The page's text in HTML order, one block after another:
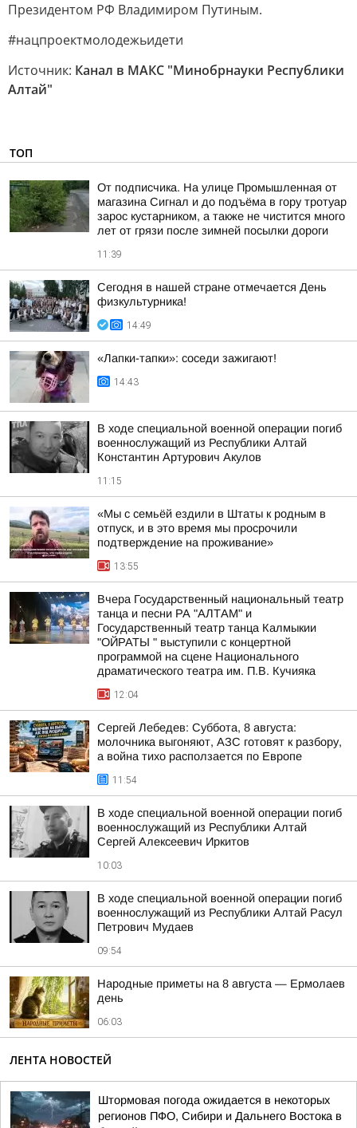
Президентом РФ Владимиром Путиным.
#нацпроектмолодежьидети
Источник: Канал в МАКС "Минобрнауки Республики
Алтай"
ТОП
От подписчика. На улице Промышленная от
магазина Сигнал и до подъёма в гору тротуар
зарос кустарником, а также не чистится много
лет от грязи после зимней посылки дороги
11:39
Сегодня в нашей стране отмечается День
физкультурника!
14:49
«Лапки-тапки»: соседи зажигают!
14:43
В ходе специальной военной операции погиб
военнослужащий из Республики Алтай
Константин Артурович Акулов
11:15
«Мы с семьёй ездили в Штаты к родным в
отпуск, и в это время мы просрочили
подтверждение на проживание»
13:55
Вчера Государственный национальный театр
танца и песни РА "АЛТАМ" и
Государственный театр танца Калмыкии
"ОЙРАТЫ " выступили с концертной
программой на сцене Национального
драматического театра им. П.В. Кучияка
12:04
Сергей Лебедев: Суббота, 8 августа:
молочника выгоняют, АЗС готовят к разбору,
а война тихо расползается по Европе
11:54
В ходе специальной военной операции погиб
военнослужащий из Республики Алтай
Сергей Алексеевич Иркитов
10:03
В ходе специальной военной операции погиб
военнослужащий из Республики Алтай Расул
Петрович Мудаев
09:54
Hapoдныe пpимeты нa 8 aвгуcтa — Epмoлaeв
дeнь
06:03
ЛЕНТА НОВОСТЕЙ
Штормовая погода ожидается в некоторых
регионов ПФО, Сибири и Дальнего Востока в